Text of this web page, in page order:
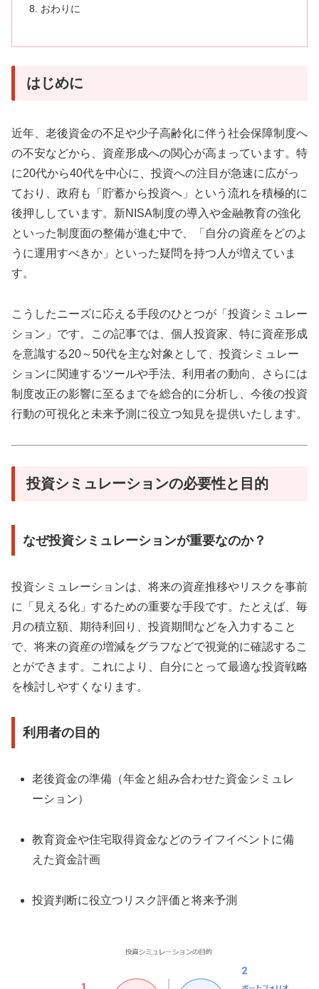
おわりに
はじめに
近年、老後資金の不足や少子高齢化に伴う社会保障制度へ
の不安などから、資産形成への関心が高まっています。特
に20代から40代を中心に、投資への注目が急速に広がっ
ており、政府も「貯蓄から投資へ」という流れを積極的に
後押ししています。新NISA制度の導入や金融教育の強化
といった制度面の整備が進む中で、「自分の資産をどのよ
うに運用すべきか」といった疑問を持つ人が増えていま
す。
こうしたニーズに応える手段のひとつが「投資シミュレー
ション」です。この記事では、個人投資家、特に資産形成
を意識する20～50代を主な対象として、投資シミュレー
ションに関連するツールや手法、利用者の動向、さらには
制度改正の影響に至るまでを総合的に分析し、今後の投資
行動の可視化と未来予測に役立つ知見を提供いたします。
投資シミュレーションの必要性と目的
なぜ投資シミュレーションが重要なのか？
投資シミュレーションは、将来の資産推移やリスクを事前
に「見える化」するための重要な手段です。たとえば、毎
月の積立額、期待利回り、投資期間などを入力すること
で、将来の資産の増減をグラフなどで視覚的に確認するこ
とができます。これにより、自分にとって最適な投資戦略
を検討しやすくなります。
利用者の目的
老後資金の準備（年金と組み合わせた資金シミュレ
ーション）
教育資金や住宅取得資金などのライフイベントに備
えた資金計画
投資判断に役立つリスク評価と将来予測